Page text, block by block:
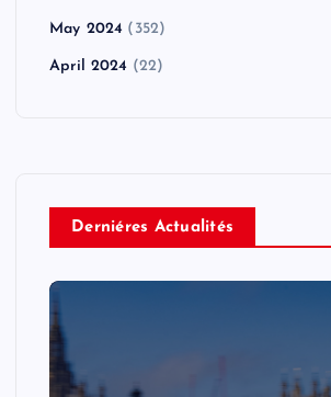
May 2024 (352)
April 2024 (22)
Derniéres Actualités